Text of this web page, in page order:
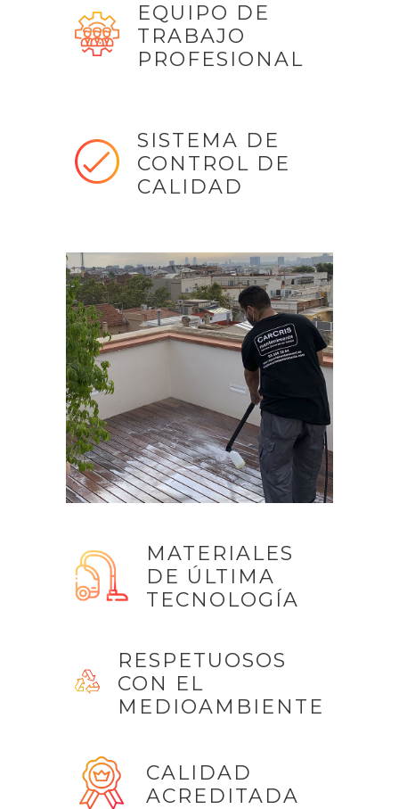
EQUIPO DE
TRABAJO
PROFESIONAL
SISTEMA DE
CONTROL DE
CALIDAD
MATERIALES
DE ÚLTIMA
TECNOLOGÍA
RESPETUOSOS
CON EL
MEDIOAMBIENTE
CALIDAD
ACREDITADA